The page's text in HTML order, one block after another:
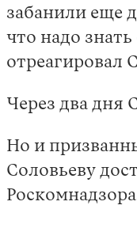
забанили еще
что надо
отреагировал
Через два дня
Но и
Соловьеву